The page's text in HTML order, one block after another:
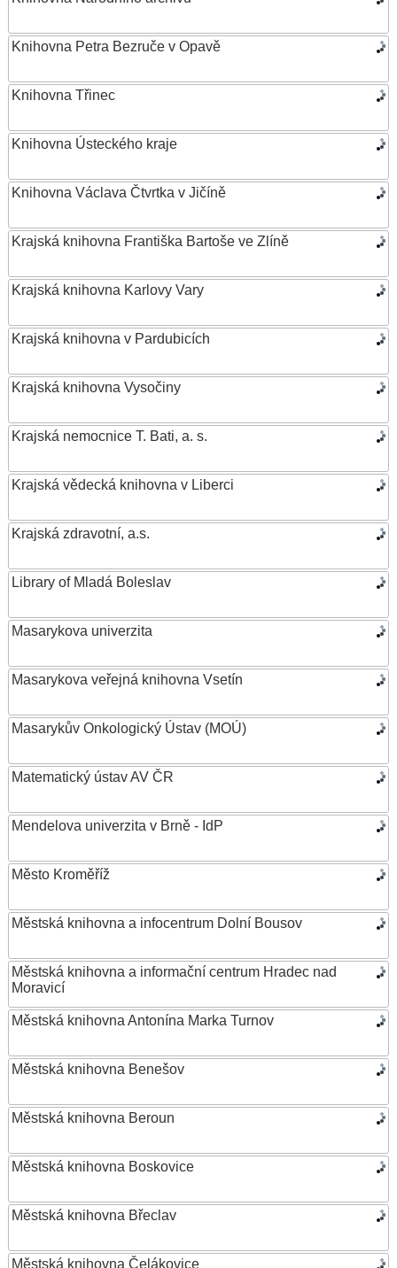
Knihovna Petra Bezruče v Opavě
Knihovna Třinec
Knihovna Ústeckého kraje
Knihovna Václava Čtvrtka v Jičíně
Krajská knihovna Františka Bartoše ve Zlíně
Krajská knihovna Karlovy Vary
Krajská knihovna v Pardubicích
Krajská knihovna Vysočiny
Krajská nemocnice T. Bati, a. s.
Krajská vědecká knihovna v Liberci
Krajská zdravotní, a.s.
Library of Mladá Boleslav
Masarykova univerzita
Masarykova veřejná knihovna Vsetín
Masarykův Onkologický Ústav (MOÚ)
Matematický ústav AV ČR
Mendelova univerzita v Brně - IdP
Město Kroměříž
Městská knihovna a infocentrum Dolní Bousov
Městská knihovna a informační centrum Hradec nad
Moravicí
Městská knihovna Antonína Marka Turnov
Městská knihovna Benešov
Městská knihovna Beroun
Městská knihovna Boskovice
Městská knihovna Břeclav
Městská knihovna Čelákovice